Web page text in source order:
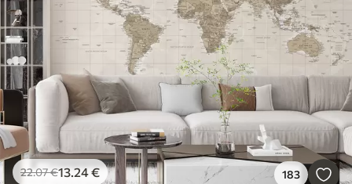
22.07€13.24€ 183